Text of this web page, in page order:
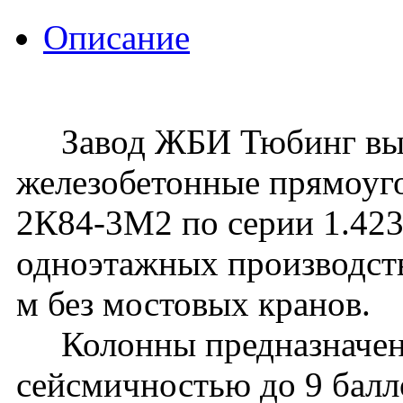
Описание
Завод ЖБИ Тюбинг
железобетонные
2К84-3М2 по серии
одноэтажных
м без мостовых кранов.
Колонны
сейсмичностью до 9